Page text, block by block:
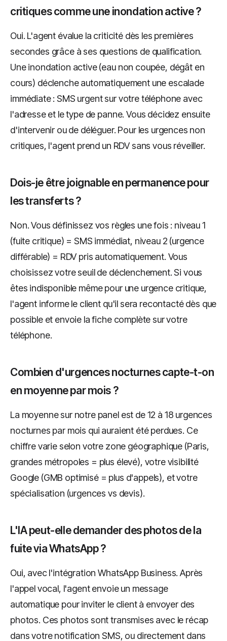
critiques comme une inondation active ?
Oui. L'agent évalue la criticité dès les premières
secondes grâce à ses questions de qualification.
Une inondation active (eau non coupée, dégât en
cours) déclenche automatiquement une escalade
immédiate : SMS urgent sur votre téléphone avec
l'adresse et le type de panne. Vous décidez ensuite
d'intervenir ou de déléguer. Pour les urgences non
critiques, l'agent prend un RDV sans vous réveiller.
Dois-je être joignable en permanence pour
les transferts ?
Non. Vous définissez vos règles une fois : niveau 1
(fuite critique) = SMS immédiat, niveau 2 (urgence
différable) = RDV pris automatiquement. Vous
choisissez votre seuil de déclenchement. Si vous
êtes indisponible même pour une urgence critique,
l'agent informe le client qu'il sera recontacté dès que
possible et envoie la fiche complète sur votre
téléphone.
Combien d'urgences nocturnes capte-t-on
en moyenne par mois ?
La moyenne sur notre panel est de 12 à 18 urgences
nocturnes par mois qui auraient été perdues. Ce
chiffre varie selon votre zone géographique (Paris,
grandes métropoles = plus élevé), votre visibilité
Google (GMB optimisé = plus d'appels), et votre
spécialisation (urgences vs devis).
L'IA peut-elle demander des photos de la
fuite via WhatsApp ?
Oui, avec l'intégration WhatsApp Business. Après
l'appel vocal, l'agent envoie un message
automatique pour inviter le client à envoyer des
photos. Ces photos sont transmises avec le récap
dans votre notification SMS, ou directement dans